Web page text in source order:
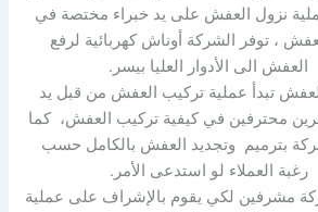
نزول العفش على يد خبراء مختصة في
، توفر الشركة أوناش كهربائية لرفع
العفش الى الأدوار العليا بيسر.
تبدأ عملية تركيب العفش من قبل يد
محترفين في كيفية تركيب العفش، كما
بترميم وتجديد العفش بالكامل حسب
رغبة العملاء لو استدعى الأمر.
مشرفين لكي يقوم بالإشراف على عملية